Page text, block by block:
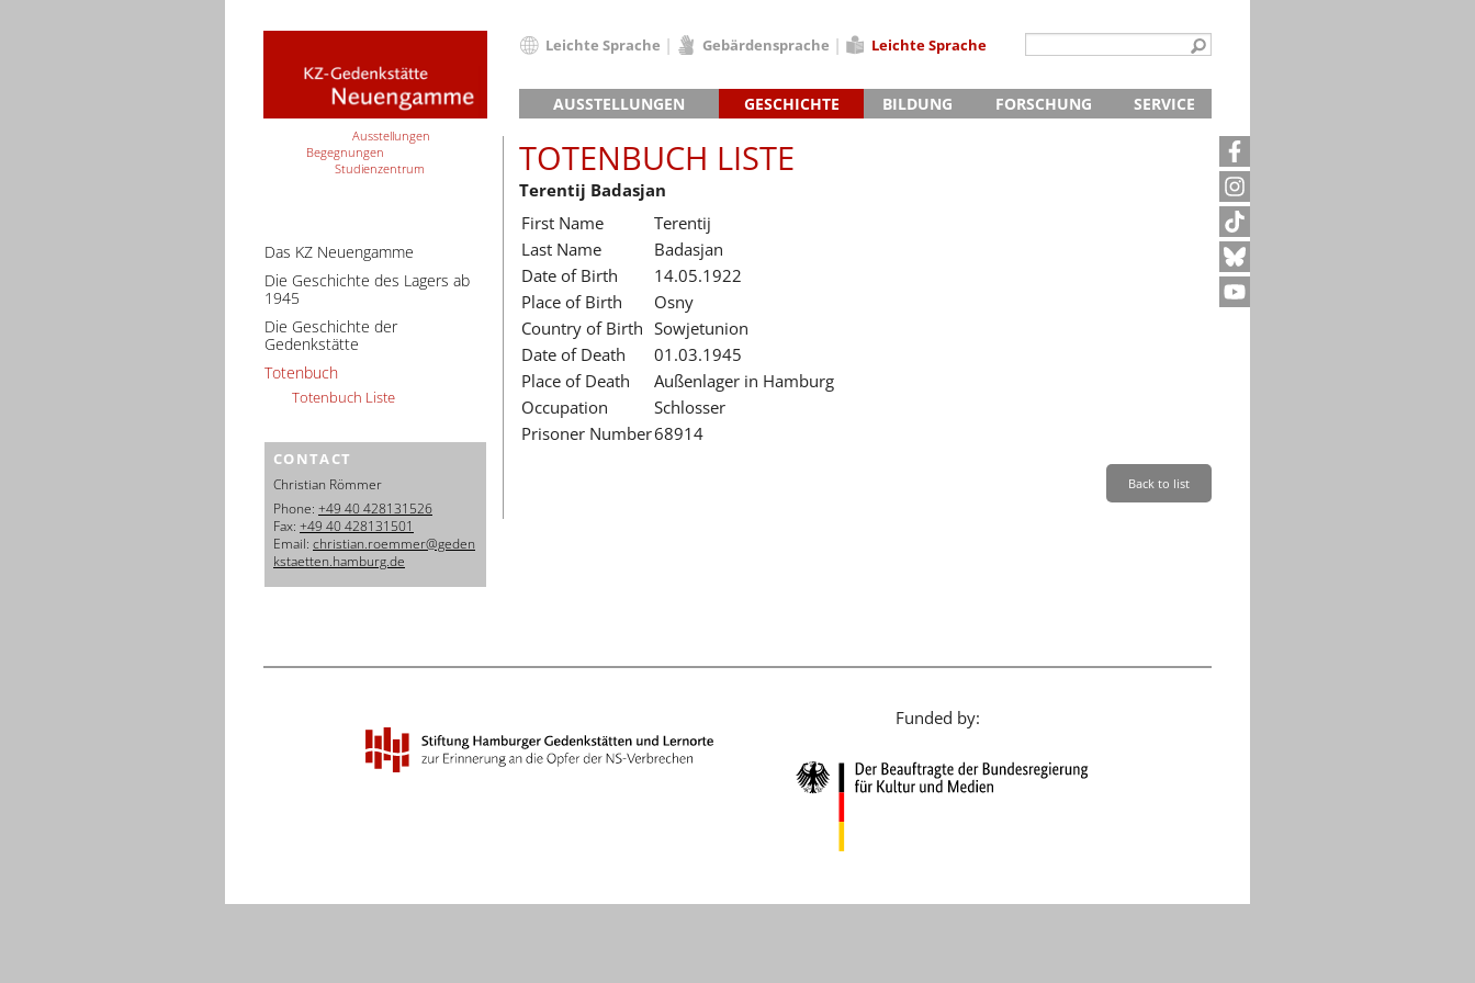
AUSSTELLUNGEN
Lager-SS
Klinkerwerk
Walther-Werke
Gefängnismauer
Haus des Gedenkens
GESCHICHTE
Die Geschichte des Lagers ab 1945
BILDUNG FORSCHUNG
SERVICE
Archivanfrage
Kurze Information
Leichte Sprache
English
Dansk
Español
Italiano
Nederlands
Português
Türkçe
Yкраїнський
Русский
עברית
Gebärdensprache Leichte Sprache
TOTENBUCH LISTE
Terentij Badasjan
First Name
Terentij
Last Name
Badasjan
Date of Birth
14.05.1922
Place of Birth
Osny
Country of Birth Sowjetunion
Date of Death
01.03.1945
Place of Death
Außenlager in Hamburg
Occupation
Schlosser
Prisoner Number68914
Back to list
Ausstellungen
Begegnungen
Studienzentrum
Das KZ Neuengamme
Die Geschichte des Lagers ab
1945
Die Geschichte der
Gedenkstätte
Totenbuch
Totenbuch Liste
CONTACT
Christian Römmer
Phone: +49 40 428131526
Fax: +49 40 428131501
Email: christian.roemmer@geden
kstaetten.hamburg.de
Funded by: